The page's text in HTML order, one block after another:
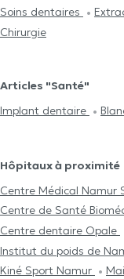
Soins dentaires
Chirurgie
Articles "Santé"
Implant dentaire
Hôpitaux à proximité
Centre Médical Namur
Centre de Santé
Centre dentaire Opale
Institut du poids de
Kiné Sport Namur